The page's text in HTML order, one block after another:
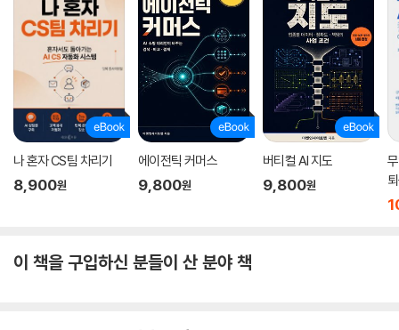
나 혼자 CS팀 차리기
8,900원
에이전틱 커머스
9,800원
버티컬 AI 지도
9,800원
이 책을 구입하신 분들이 산 분야 책